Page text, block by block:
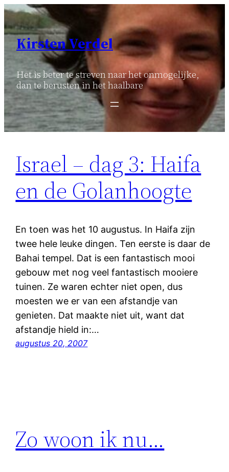
Ga
naar
inhoud
Kirsten Verdel
Het is beter te streven naar het onmogelijke,
dan te berusten in het haalbare
Israel – dag 3: Haifa
en de Golanhoogte
En toen was het 10 augustus. In Haifa zijn
twee hele leuke dingen. Ten eerste is daar de
Bahai tempel. Dat is een fantastisch mooi
gebouw met nog veel fantastisch mooiere
tuinen. Ze waren echter niet open, dus
moesten we er van een afstandje van
genieten. Dat maakte niet uit, want dat
afstandje hield in:…
augustus 20, 2007
Zo woon ik nu…